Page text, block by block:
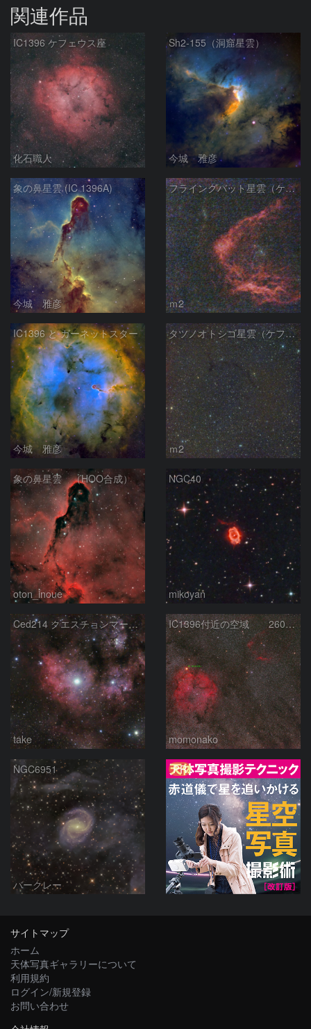
関連作品
IC1396 ケフェウス座
化石職人
Sh2-155（洞窟星雲）
今城 雅彦
象の鼻星雲 (IC 1396A)
今城 雅彦
フライングバット星雲（ケフェウス座）
ｍ2
IC1396 と ガーネットスター
今城 雅彦
タツノオトシゴ星雲（ケフェウス座）
ｍ2
象の鼻星雲 （HOO合成）
oton_inoue
NGC40
mikoyan
Ced214 クエスチョンマーク星雲の“心臓部”
take
IC1396付近の空域 260720
momonako
NGC6951
バークレー
PR
サイトマップ
ホーム
天体写真ギャラリーについて
利用規約
ログイン/新規登録
お問い合わせ